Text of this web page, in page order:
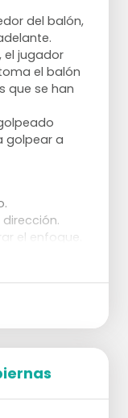
del balón,
el jugador
el balón
que se han
golpear a
el enfoque.